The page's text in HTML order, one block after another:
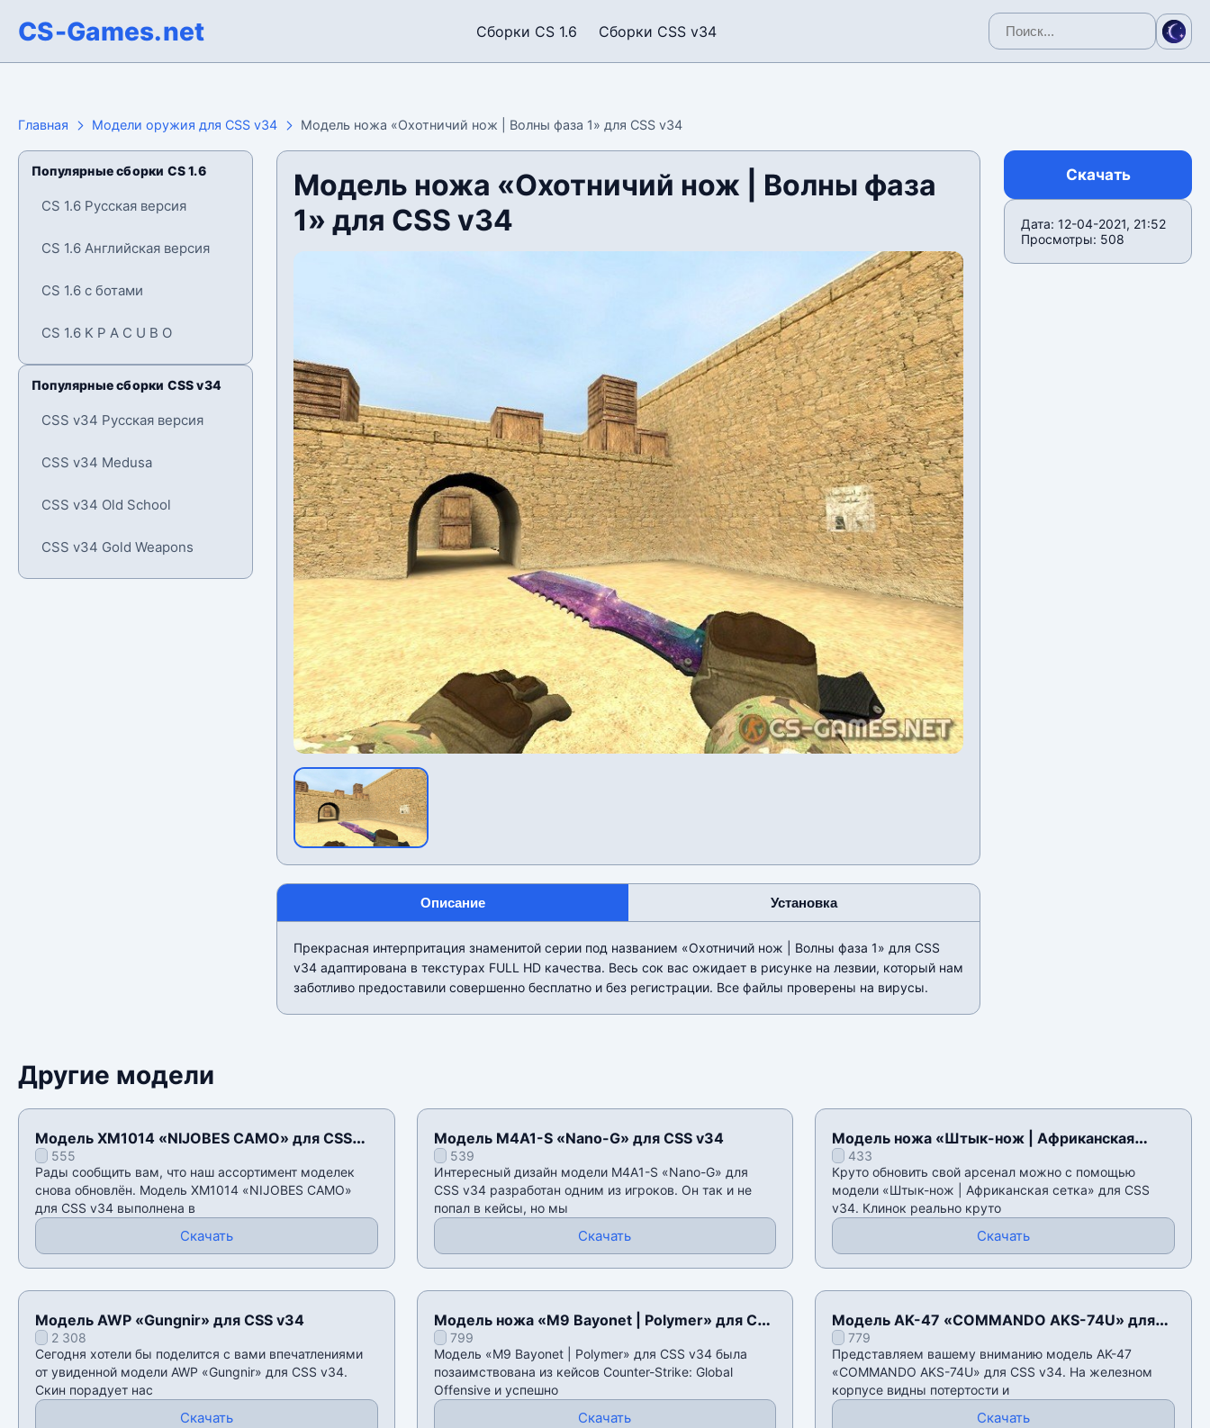
CS-Games.net Сборки CS 1.6 Сборки CSS v34
Главная Модели оружия для CSS v34 Модель ножа «Охотничий нож | Волны фаза 1» для CSS v34
Популярные сборки CS 1.6
CS 1.6 Русская версия
CS 1.6 Английская версия
CS 1.6 с ботами
CS 1.6 K P A C U B O
Популярные сборки CSS v34
CSS v34 Русская версия
CSS v34 Medusa
CSS v34 Old School
CSS v34 Gold Weapons
Модель ножа «Охотничий нож | Волны фаза
1» для CSS v34
Описание Установка
Прекрасная интерпритация знаменитой серии под названием «Охотничий нож | Волны фаза 1» для CSS
v34 адаптирована в текстурах FULL HD качества. Весь сок вас ожидает в рисунке на лезвии, который нам
заботливо предоставили совершенно бесплатно и без регистрации. Все файлы проверены на вирусы.
Скачать
Дата: 12-04-2021, 21:52
Просмотры: 508
Другие модели
Модель XM1014 «NIJOBES CAMO» для CSS
v34555
Рады сообщить вам, что наш ассортимент моделек
снова обновлён. Модель XM1014 «NIJOBES CAMO»
для CSS v34 выполнена в
Скачать
Модель M4A1-S «Nano-G» для CSS v34
539
Интересный дизайн модели M4A1-S «Nano-G» для
CSS v34 разработан одним из игроков. Он так и не
попал в кейсы, но мы
Скачать
Модель ножа «Штык-нож | Африканская
сетка» для CSS v34
433
Круто обновить свой арсенал можно с помощью
модели «Штык-нож | Африканская сетка» для CSS
v34. Клинок реально круто
Скачать
Модель AWP «Gungnir» для CSS v34
2 308
Сегодня хотели бы поделится с вами впечатлениями
от увиденной модели AWP «Gungnir» для CSS v34.
Скин порадует нас
Скачать
Модель ножа «M9 Bayonet | Polymer» для CSS
v34799
Модель «M9 Bayonet | Polymer» для CSS v34 была
позаимствована из кейсов Counter-Strike: Global
Offensive и успешно
Скачать
Модель AK-47 «COMMANDO AKS-74U» для
CSS v34
779
Представляем вашему вниманию модель AK-47
«COMMANDO AKS-74U» для CSS v34. На железном
корпусе видны потертости и
Скачать